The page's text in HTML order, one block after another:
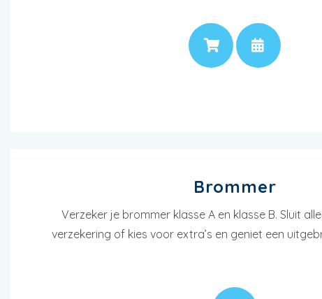
PRIJS
Brommer
Verzeker je brommer klasse A en klasse B. Sluit
verzekering of kies voor extra’s en geniet een